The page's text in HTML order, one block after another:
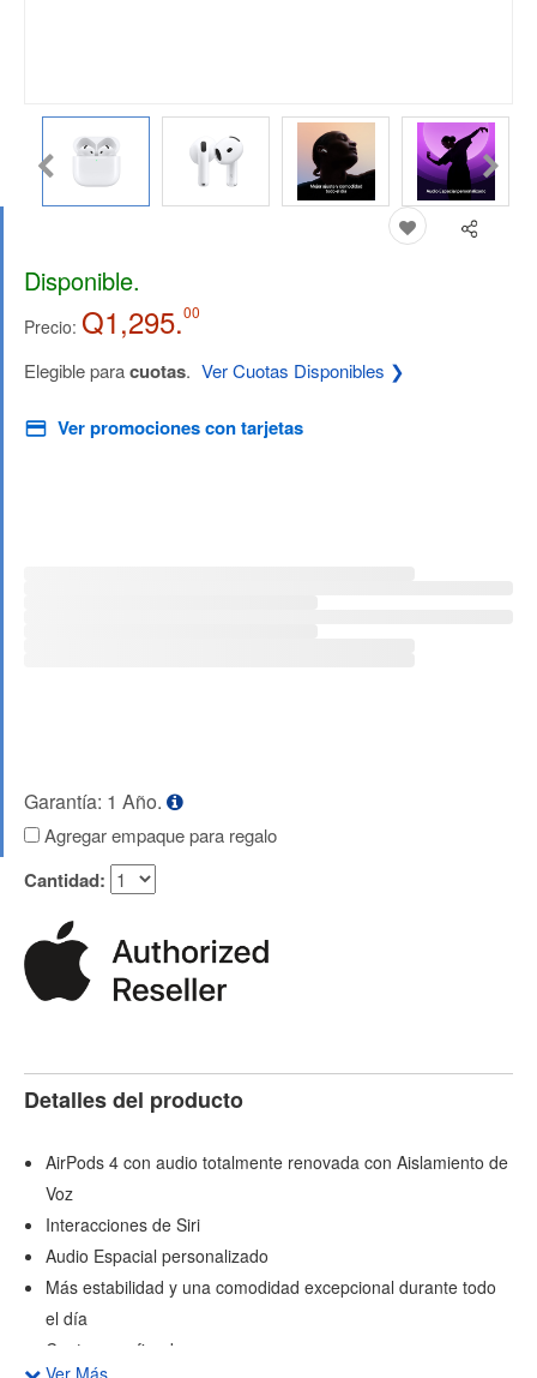
Disponible.
Precio: Q1,295.00
Elegible paracuotas. Ver Cuotas Disponibles ❯
Ver promociones con tarjetas
Garantía: 1 Año.
Agregar empaque para regalo
Cantidad:
Detalles del producto
AirPods 4 con audio totalmente renovada con Aislamiento de
Voz
Interacciones de Siri
Audio Espacial personalizado
Más estabilidad y una comodidad excepcional durante todo
el día
Contorno refinado